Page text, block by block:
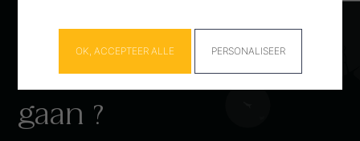
OK, ACCEPTEER ALLE PERSONALISEER
klaar om aanboord te
gaan ?